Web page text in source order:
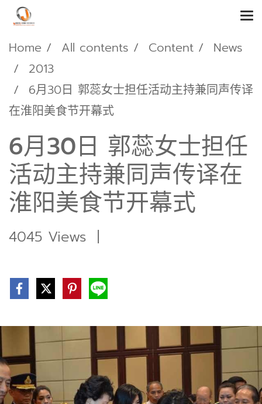
Home All contents Content
News
2013
6月30日 郭蕊女士担任活动主持兼同声传译
在淮阳美食节开幕式
6月30日 郭蕊女士担任
活动主持兼同声传译在
淮阳美食节开幕式
4045 Views |